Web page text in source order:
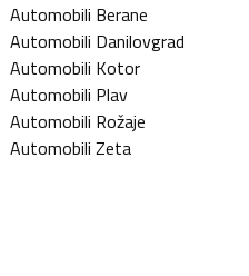
Automobili Berane
Automobili Danilovgrad
Automobili Kotor
Automobili Plav
Automobili Rožaje
Automobili Zeta